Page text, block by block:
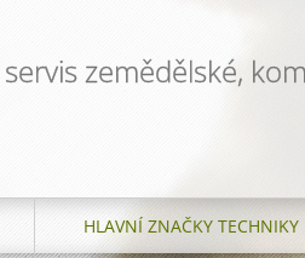
zemědělské,
HLAVNÍ ZNAČKY TECHNIKY